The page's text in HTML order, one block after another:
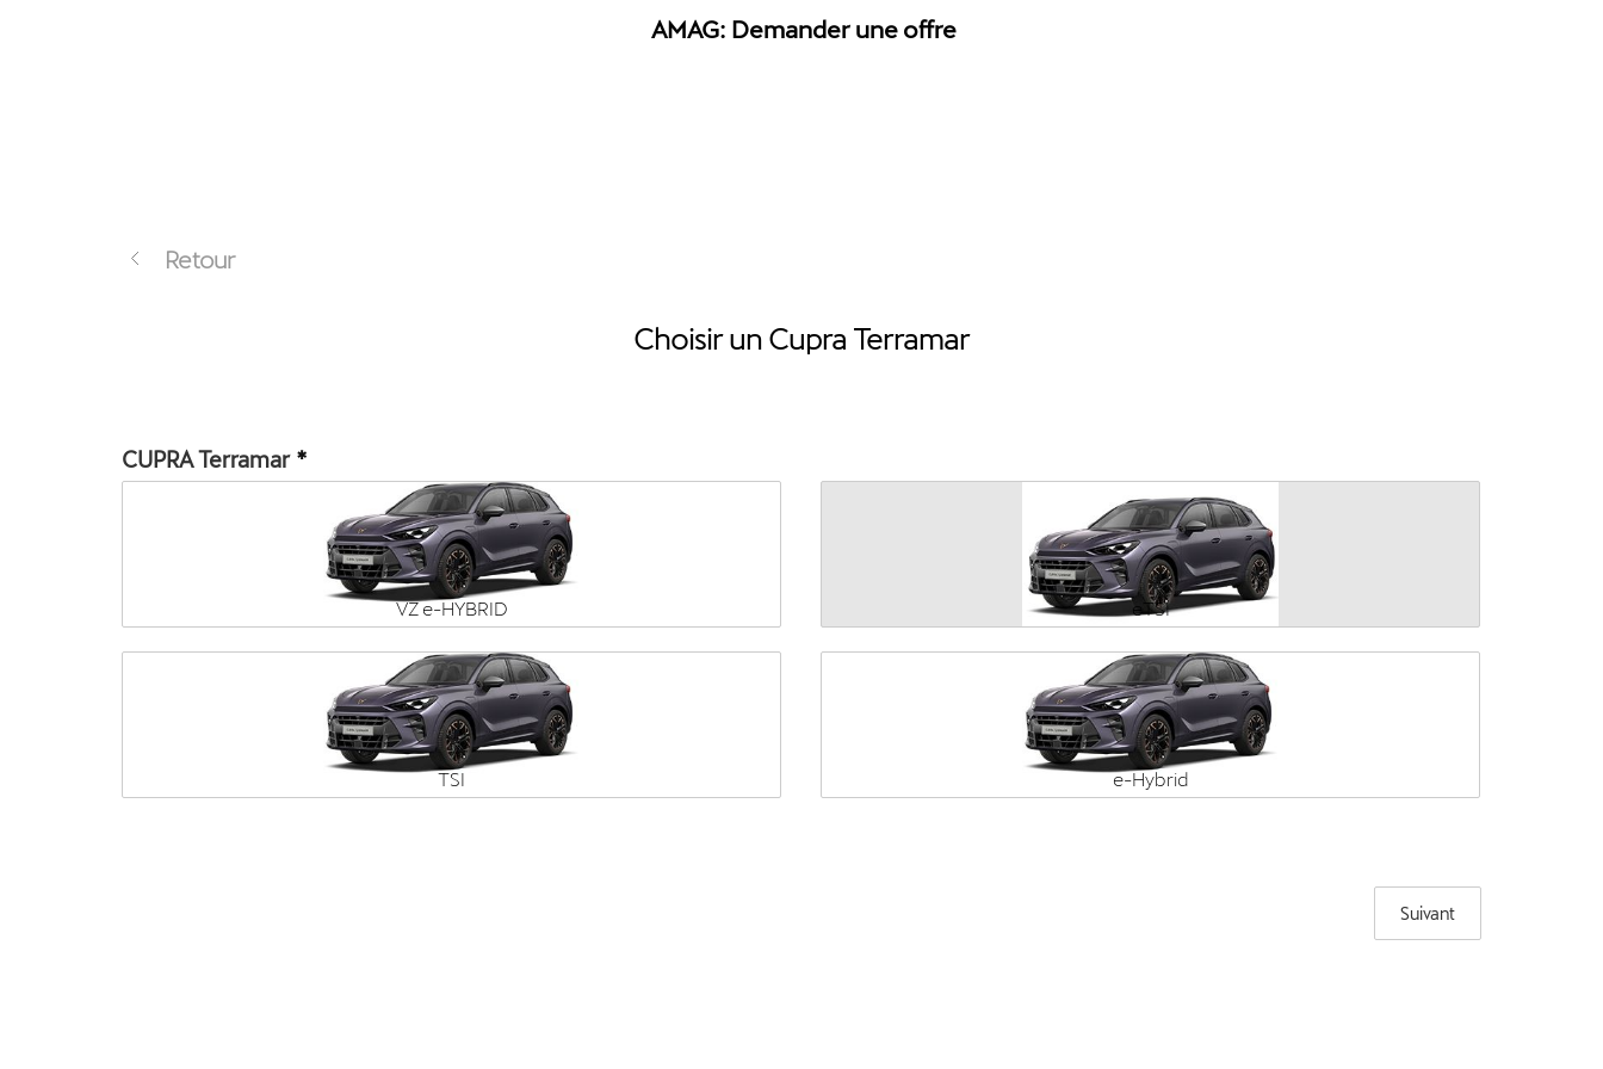
AMAG: Demander une offre
Retour
Choisir un Cupra Terramar
CUPRA Terramar
VZ e-HYBRID eTSI
TSI e-Hybrid
Suivant